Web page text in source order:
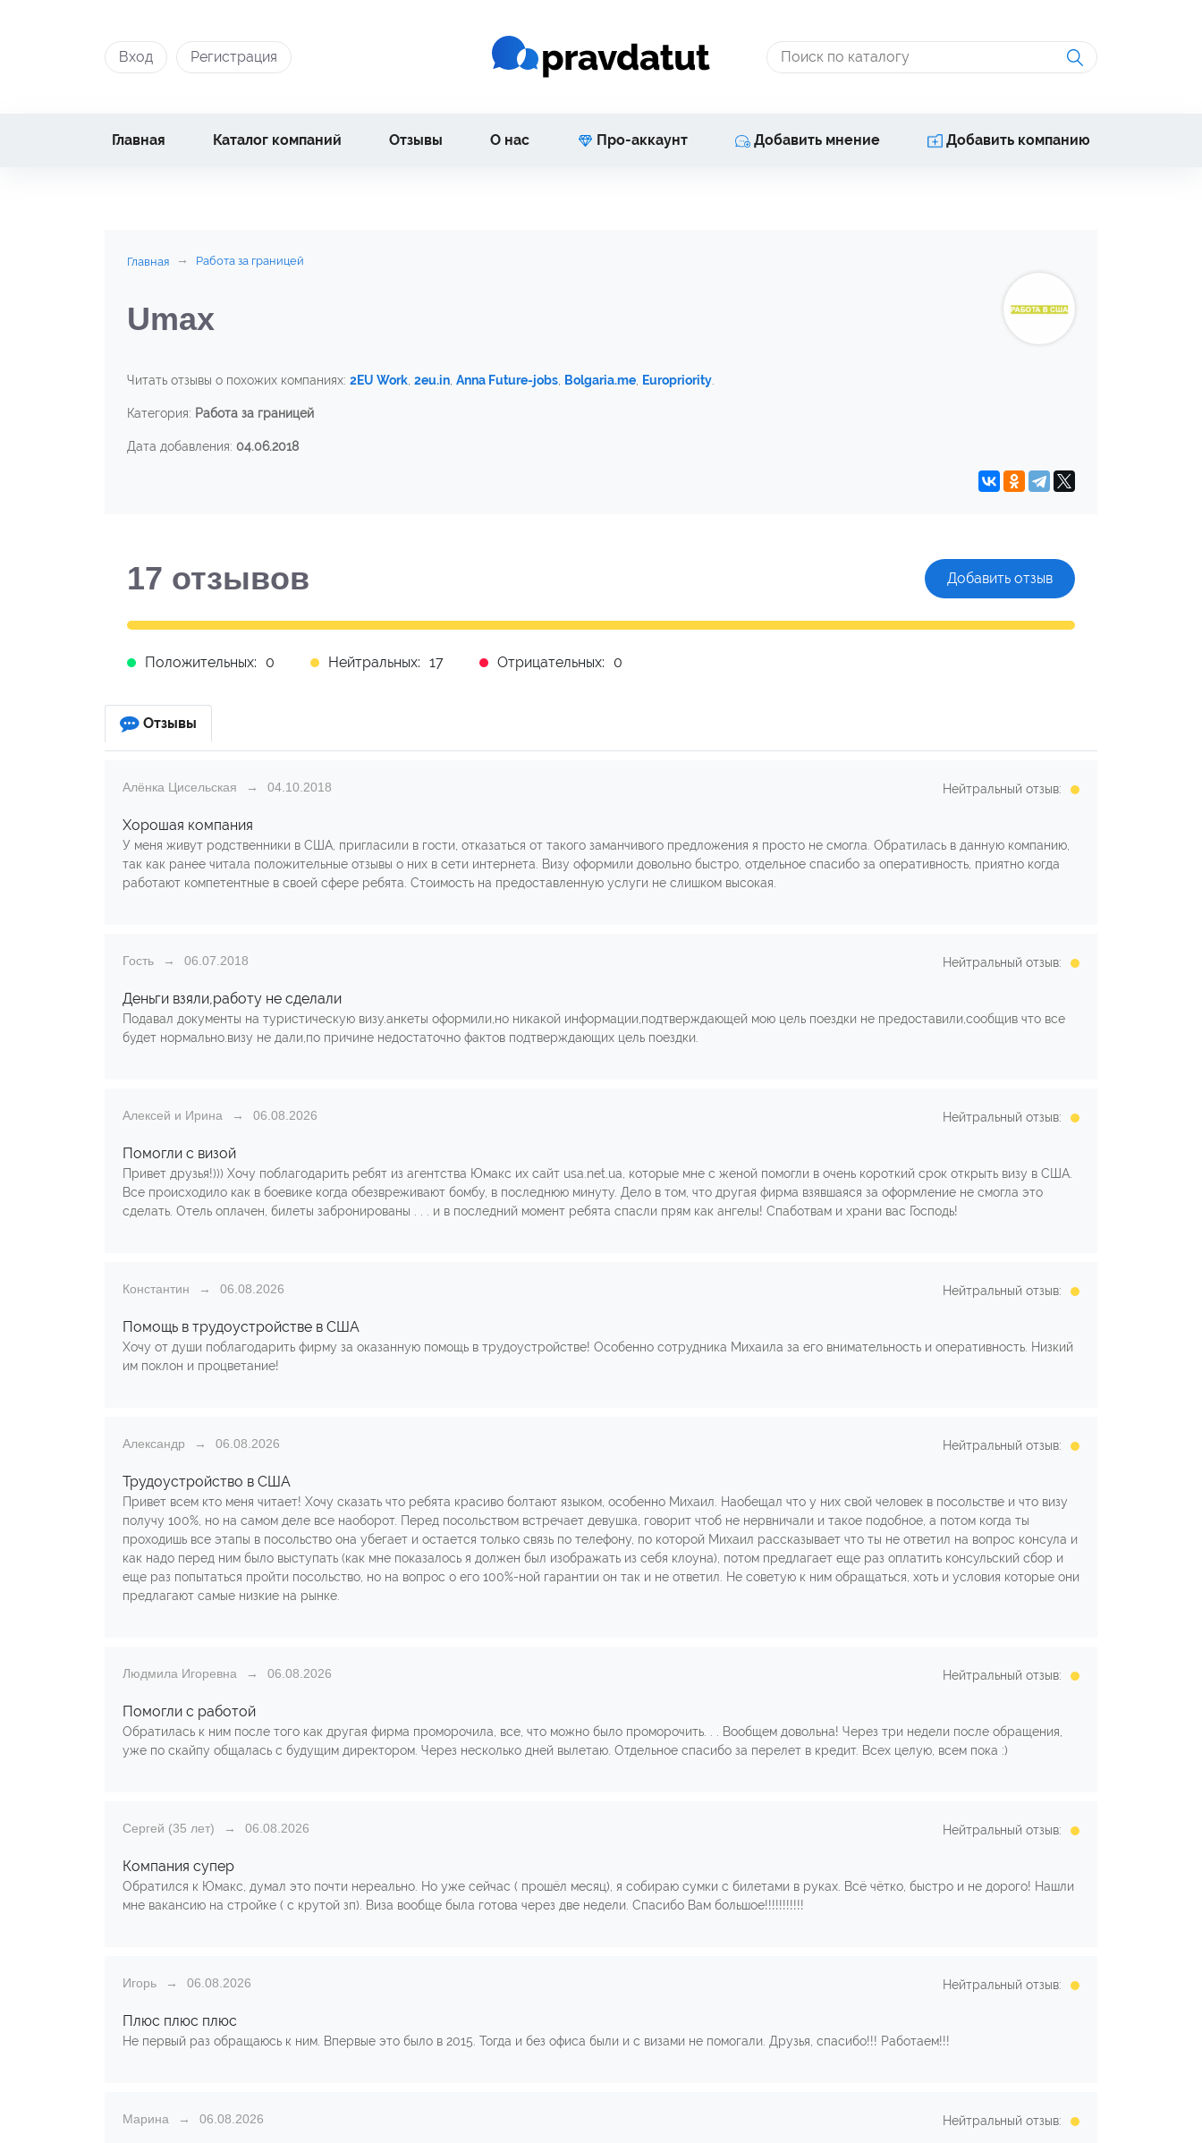
Вход Регистрация
Главная Каталог компаний Отзывы О нас Про-аккаунт Добавить мнение Добавить компанию
Главная Работа за границей
Umax
Читать отзывы о похожих компаниях: 2EU Work 2eu.in Anna Future-jobs Bolgaria.me Europriority
Категория: Работа за границей
Дата добавления: 04.06.2018
17 отзывов Добавить отзыв
Положительных: 0 Нейтральных: 17 Отрицательных: 0
Отзывы
Алёнка Цисельская 04.10.2018 Нейтральный отзыв:
Хорошая компания
У меня живут родственники в США, пригласили в гости, отказаться от такого заманчивого предложения я просто не смогла. Обратилась в данную компанию,
так как ранее читала положительные отзывы о них в сети интернета. Визу оформили довольно быстро, отдельное спасибо за оперативность, приятно когда
работают компетентные в своей сфере ребята. Стоимость на предоставленную услуги не слишком высокая.
Гость 06.07.2018 Нейтральный отзыв:
Деньги взяли,работу не сделали
Подавал документы на туристическую визу.анкеты оформили,но никакой информации,подтверждающей мою цель поездки не предоставили,сообщив что все
будет нормально.визу не дали,по причине недостаточно фактов подтверждающих цель поездки.
Алексей и Ирина 06.08.2026 Нейтральный отзыв:
Помогли с визой
Привет друзья!))) Хочу поблагодарить ребят из агентства Юмакс их сайт usa.net.ua, которые мне с женой помогли в очень короткий срок открыть визу в США.
Все происходило как в боевике когда обезвреживают бомбу, в последнюю минуту. Дело в том, что другая фирма взявшаяся за оформление не смогла это
сделать. Отель оплачен, билеты забронированы . . . и в последний момент ребята спасли прям как ангелы! Спаботвам и храни вас Господь!
Константин 06.08.2026 Нейтральный отзыв:
Помощь в трудоустройстве в США
Хочу от души поблагодарить фирму за оказанную помощь в трудоустройстве! Особенно сотрудника Михаила за его внимательность и оперативность. Низкий
им поклон и процветание!
Александр 06.08.2026 Нейтральный отзыв:
Трудоустройство в США
Привет всем кто меня читает! Хочу сказать что ребята красиво болтают языком, особенно Михаил. Наобещал что у них свой человек в посольстве и что визу
получу 100%, но на самом деле все наоборот. Перед посольством встречает девушка, говорит чтоб не нервничали и такое подобное, а потом когда ты
проходишь все этапы в посольство она убегает и остается только связь по телефону, по которой Михаил рассказывает что ты не ответил на вопрос консула и
как надо перед ним было выступать (как мне показалось я должен был изображать из себя клоуна), потом предлагает еще раз оплатить консульский сбор и
еще раз попытаться пройти посольство, но на вопрос о его 100%-ной гарантии он так и не ответил. Не советую к ним обращаться, хоть и условия которые они
предлагают самые низкие на рынке.
Людмила Игоревна 06.08.2026 Нейтральный отзыв:
Помогли с работой
Обратилась к ним после того как другая фирма проморочила, все, что можно было проморочить. . . Вообщем довольна! Через три недели после обращения,
уже по скайпу общалась с будущим директором. Через несколько дней вылетаю. Отдельное спасибо за перелет в кредит. Всех целую, всем пока :)
Сергей (35 лет) 06.08.2026 Нейтральный отзыв:
Компания супер
Обратился к Юмакс, думал это почти нереально. Но уже сейчас ( прошёл месяц), я собираю сумки с билетами в руках. Всё чётко, быстро и не дорого! Нашли
мне вакансию на стройке ( с крутой зп). Виза вообще была готова через две недели. Спасибо Вам большое!!!!!!!!!!!
Игорь 06.08.2026 Нейтральный отзыв:
Плюс плюс плюс
Не первый раз обращаюсь к ним. Впервые это было в 2015. Тогда и без офиса были и с визами не помогали. Друзья, спасибо!!! Работаем!!!
Марина 06.08.2026 Нейтральный отзыв: